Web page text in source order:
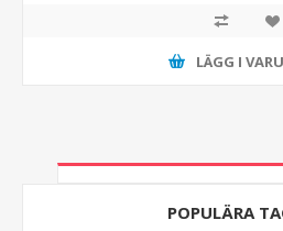
LÄGG I
POPULÄRA